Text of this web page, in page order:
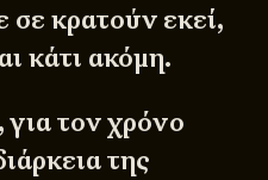
κρατούν εκεί,
κάτι ακόμη.
τον χρόνο
της